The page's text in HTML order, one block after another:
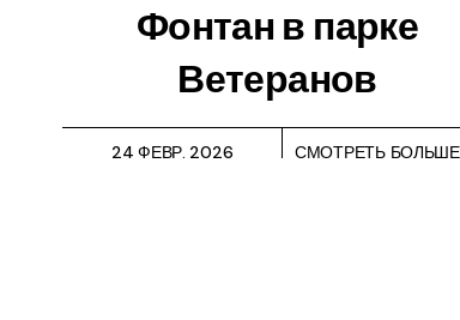
Фонтан в парке
Ветеранов
24 ФЕВР. 2026 СМОТРЕТЬ